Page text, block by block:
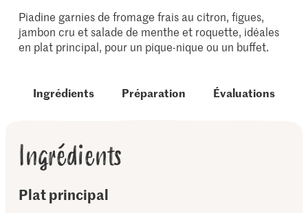
Piadine garnies de fromage frais au citron, figues,
jambon cru et salade de menthe et roquette, idéales
en plat principal, pour un pique-nique ou un buffet.
Ingrédients Préparation Évaluations
Ingrédients
Plat principal